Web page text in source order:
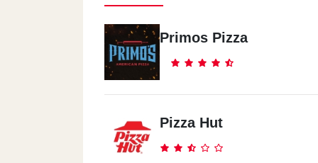
53 Mossadak St.
Hardees - Zamalek
6 A Ismail Mohamed St.
Hardees - Nasr City -El Serag
Al Sarag Mall (off Makram Ebeid St.)
Primos Pizza
Pizza Hut